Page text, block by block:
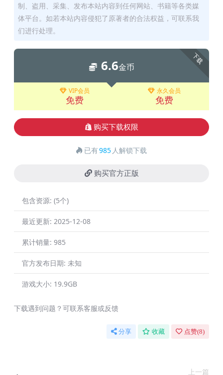
制、盗用、采集、发布本站内容到任何网站、书籍等各类媒
体平台。如若本站内容侵犯了原著者的合法权益，可联系我
们进行处理。
下载
6.6金币
VIP会员
免费
永久会员
免费
购买下载权限
已有985 人解锁下载
购买官方正版
包含资源: (5个)
最近更新: 2025-12-08
累计销量: 985
官方发布日期: 未知
游戏大小: 19.9GB
下载遇到问题？可联系客服或反馈
分享 收藏 点赞(8)
上一篇